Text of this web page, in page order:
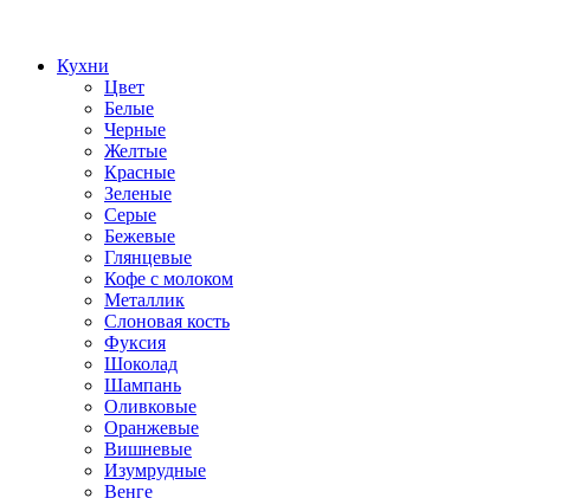
Кухни
Цвет
Белые
Черные
Желтые
Красные
Зеленые
Серые
Бежевые
Глянцевые
Кофе с молоком
Металлик
Слоновая кость
Фуксия
Шоколад
Шампань
Оливковые
Оранжевые
Вишневые
Изумрудные
Венге